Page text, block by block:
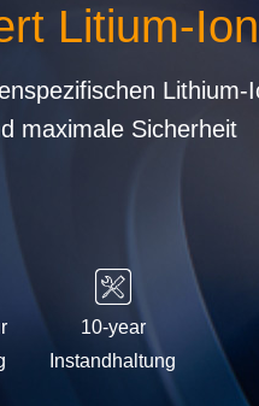
Litium-
Lithium-
maximale Sicherheit
10-year
Instandhaltung